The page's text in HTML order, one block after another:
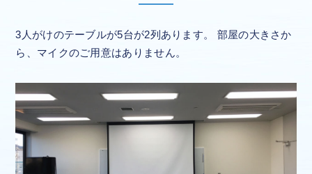
3人がけのテーブルが5台が2列あります。
部屋の大きさか
ら、マイクのご用意はありません。